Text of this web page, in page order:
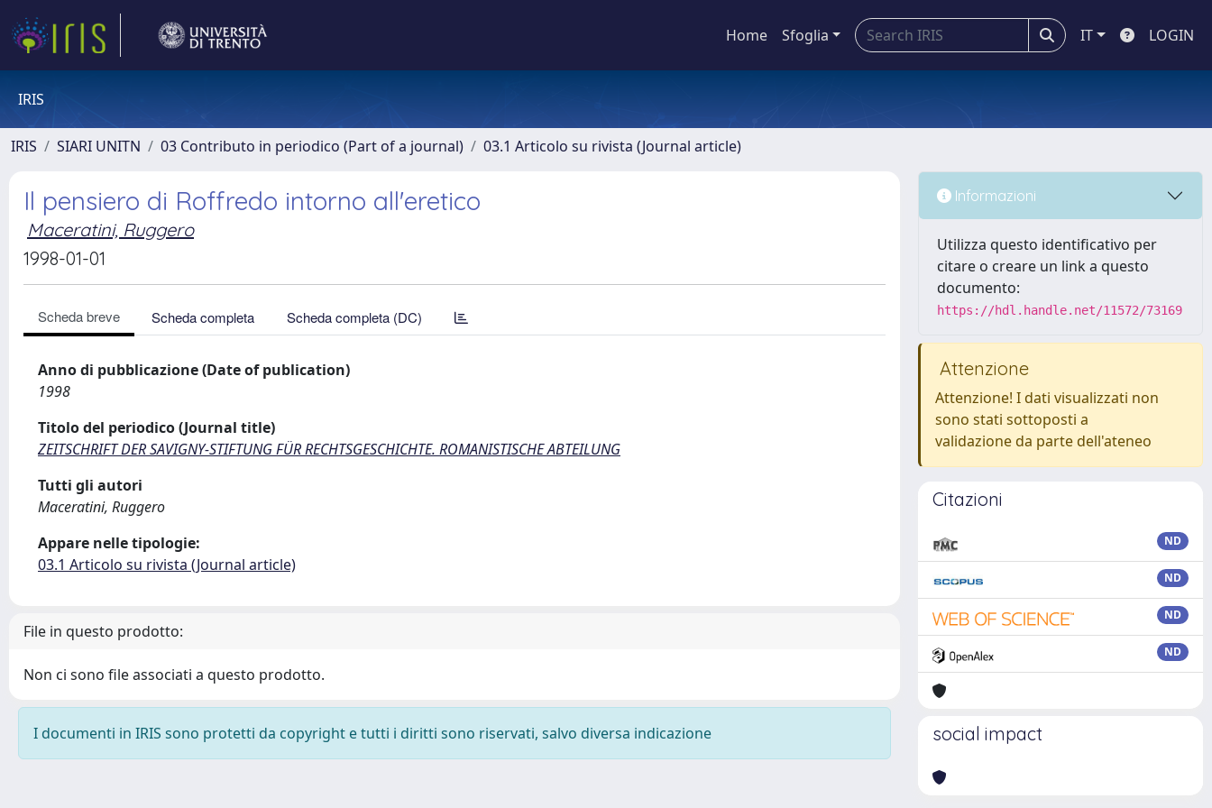
Home Sfoglia IT LOGIN
IRIS
IRIS SIARI UNITN 03 Contributo in periodico (Part of a journal) 03.1 Articolo su rivista (Journal article)
Il pensiero di Roffredo intorno all'eretico
Maceratini, Ruggero
1998-01-01
Scheda breve Scheda completa Scheda completa (DC)
Anno di pubblicazione (Date of publication)
1998
Titolo del periodico (Journal title)
ZEITSCHRIFT DER SAVIGNY-STIFTUNG FÜR RECHTSGESCHICHTE. ROMANISTISCHE ABTEILUNG
Tutti gli autori
Maceratini, Ruggero
Appare nelle tipologie:
03.1 Articolo su rivista (Journal article)
File in questo prodotto:
Non ci sono file associati a questo prodotto.
I documenti in IRIS sono protetti da copyright e tutti i diritti sono riservati, salvo diversa indicazione
Informazioni
Utilizza questo identificativo per
citare o creare un link a questo
documento:
https://hdl.handle.net/11572/73169
Attenzione
Attenzione! I dati visualizzati non
sono stati sottoposti a
validazione da parte dell'ateneo
Citazioni
ND
ND
ND
ND
social impact